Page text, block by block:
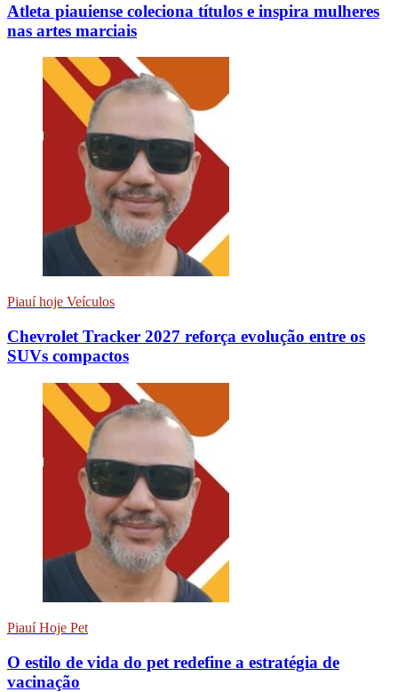
Atleta piauiense coleciona títulos e inspira mulheres
nas artes marciais
Piauí hoje Veículos
Chevrolet Tracker 2027 reforça evolução entre os
SUVs compactos
Piauí Hoje Pet
O estilo de vida do pet redefine a estratégia de
vacinação